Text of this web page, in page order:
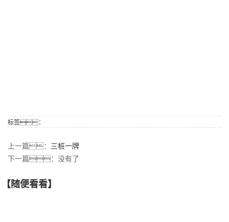
标签：
上一篇： 三桩一牌
下一篇：没有了
【随便看看】